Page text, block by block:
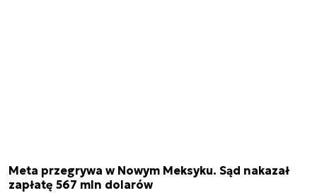
Meta przegrywa w Nowym Meksyku. Sąd nakazał
zapłatę 567 mln dolarów